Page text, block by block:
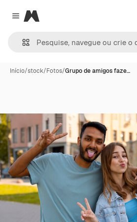
Close menu
Magnific
Início/stock/Fotos/Grupo de amigos faze…